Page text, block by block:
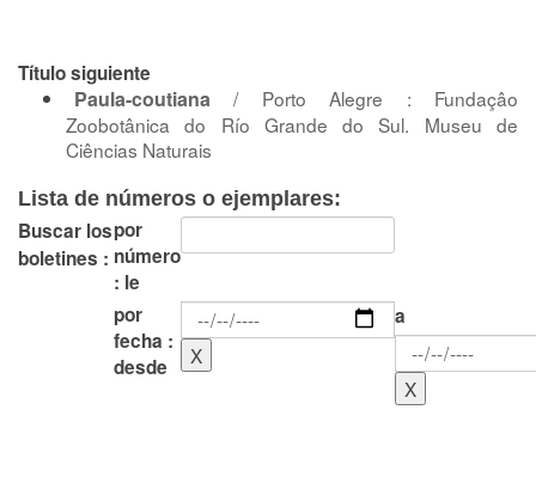
Título siguiente
Paula-coutiana / Porto Alegre : Fundaçâo
Zoobotânica do Río Grande do Sul. Museu de
Ciências Naturais
Lista de números o ejemplares:
Buscar los
boletines :
por
número
: le
por
fecha :
desde
a